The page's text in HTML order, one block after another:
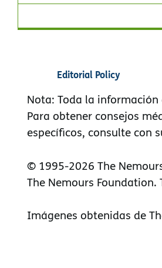
Editorial Policy
Nota: Toda la
Para obtener consejos
específicos, consulte con
© 1995-2026 The
The Nemours Foundation.
Imágenes obtenidas de